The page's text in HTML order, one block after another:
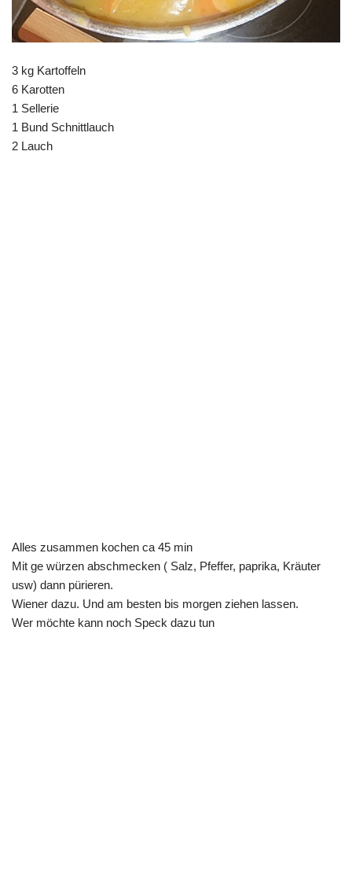
3 kg Kartoffeln
6 Karotten
1 Sellerie
1 Bund Schnittlauch
2 Lauch
Alles zusammen kochen ca 45 min
Mit ge würzen abschmecken ( Salz, Pfeffer, paprika, Kräuter
usw) dann pürieren.
Wiener dazu. Und am besten bis morgen ziehen lassen.
Wer möchte kann noch Speck dazu tun